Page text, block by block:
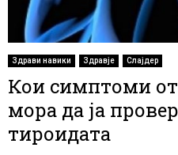
Здрави навики Здравје Слајдер
Кои симптоми
мора да ја
тироидата